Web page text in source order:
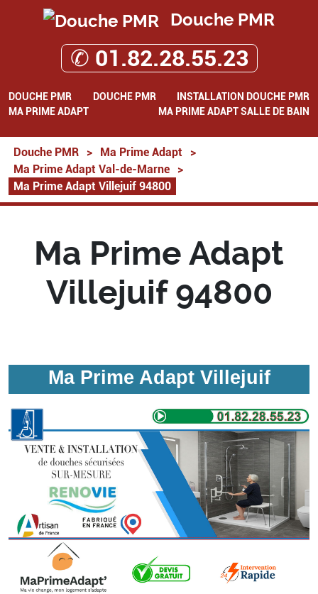
Douche PMR
✆ 01.82.28.55.23
DOUCHE PMR DOUCHE PMR
INSTALLATION DOUCHE PMR
MA PRIME ADAPT
MA PRIME ADAPT SALLE DE BAIN
Douche PMR > Ma Prime Adapt
>
Ma Prime Adapt Val-de-Marne
>
Ma Prime Adapt Villejuif 94800
Ma Prime Adapt
Villejuif 94800
Ma Prime Adapt Villejuif